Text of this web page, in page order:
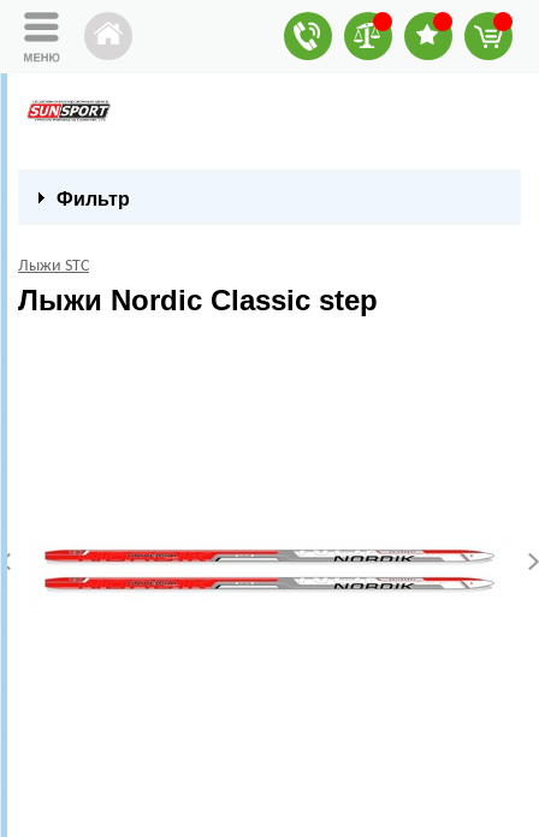
Фильтр
Лыжи STC
Лыжи Nordic Classic step